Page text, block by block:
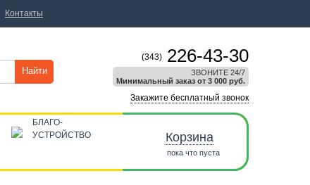
Найти
(343) 226-43-30
ЗВОНИТЕ 24/7
Минимальный заказ от 3 000 руб.
Закажите бесплатный звонок
БЛАГО-
УСТРОЙСТВО
Корзина
пока что пуста
Контакты